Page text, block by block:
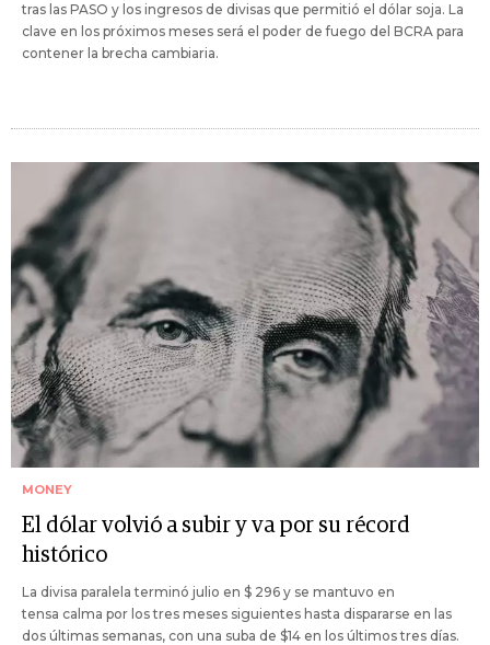
tras las PASO y los ingresos de divisas que permitió el dólar soja. La
clave en los próximos meses será el poder de fuego del BCRA para
contener la brecha cambiaria.
MONEY
El dólar volvió a subir y va por su récord
histórico
La divisa paralela terminó julio en $ 296 y se mantuvo en
tensa calma por los tres meses siguientes hasta dispararse en las
dos últimas semanas, con una suba de $14 en los últimos tres días.